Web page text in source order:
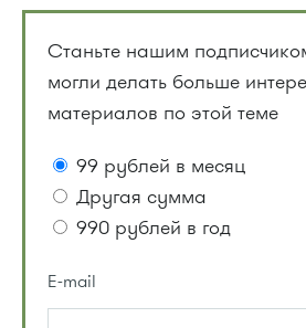
Станьте нашим
могли делать больше
материалов по этой теме
99 рублей в месяц
Другая сумма
990 рублей в год
E-mail